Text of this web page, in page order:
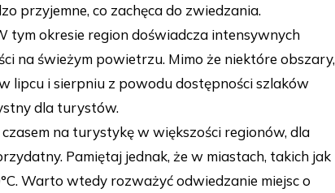
przyjemne, co zachęca do zwiedzania.
tym okresie region doświadcza intensywnych
na świeżym powietrzu. Mimo że niektóre obszary,
lipcu i sierpniu z powodu dostępności szlaków
dla turystów.
na turystykę w większości regionów, dla
Pamiętaj jednak, że w miastach, takich jak
Warto wtedy rozważyć odwiedzanie miejsc o